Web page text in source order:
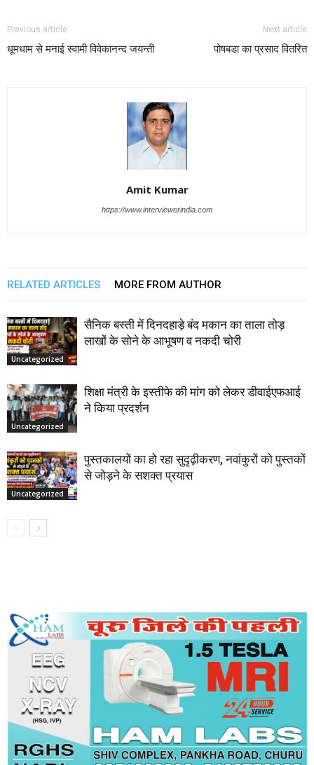
Previous article
धूमधाम से मनाई स्वामी विवेकानन्द जयन्ती
Next article
पोषबडा का प्रसाद वितरित
Amit Kumar
https://www.interviewerindia.com
RELATED ARTICLES MORE FROM AUTHOR
Uncategorized
सैनिक बस्ती में दिनदहाड़े बंद मकान का ताला तोड़
लाखों के सोने के आभूषण व नकदी चोरी
Uncategorized
शिक्षा मंत्री के इस्तीफे की मांग को लेकर डीवाईएफआई
ने किया प्रदर्शन
Uncategorized
पुस्तकालयों का हो रहा सुदृढ़ीकरण, नवांकुरों को पुस्तकों
से जोड़ने के सशक्त प्रयास